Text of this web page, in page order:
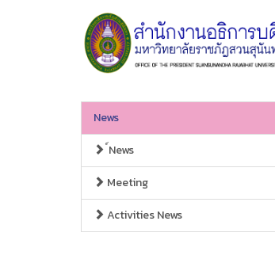
News
์News
Meeting
Activities News